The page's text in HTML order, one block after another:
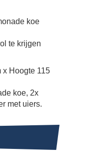
koe
te krijgen
x Hoogte 115
koe, 2x
met uiers.